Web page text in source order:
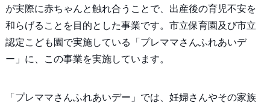
が実際に赤ちゃんと触れ合うことで、出産後の育児不安を
和らげることを目的とした事業です。市立保育園及び市立
認定こども園で実施している「プレママさんふれあいデ
ー」に、この事業を実施しています。
「プレママさんふれあいデー」では、妊婦さんやその家族